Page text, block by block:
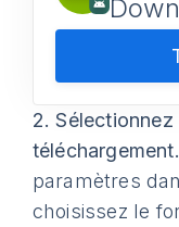
2.
téléchargement.
paramètres
choisissez le